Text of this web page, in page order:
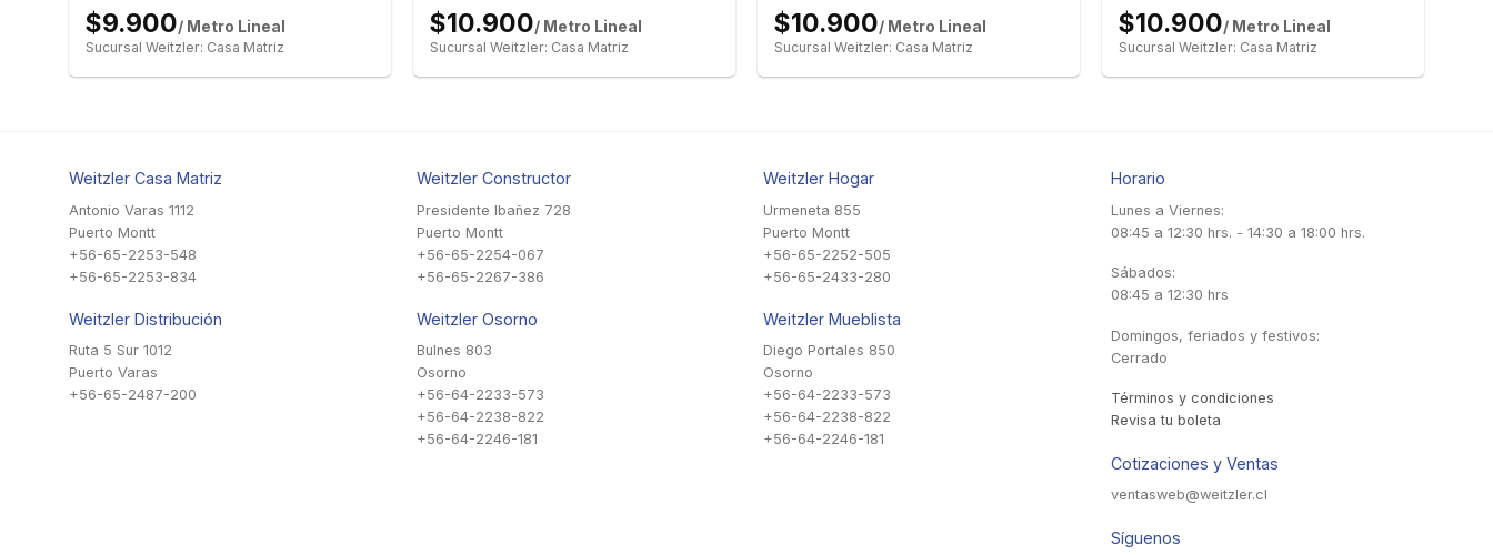
$9.900/ Metro Lineal
Sucursal Weitzler: Casa Matriz
$10.900/ Metro Lineal
Sucursal Weitzler: Casa Matriz
$10.900/ Metro Lineal
Sucursal Weitzler: Casa Matriz
$10.900/ Metro Lineal
Sucursal Weitzler: Casa Matriz
Weitzler Casa Matriz
Antonio Varas 1112
Puerto Montt
+56-65-2253-548
+56-65-2253-834
Weitzler Distribución
Ruta 5 Sur 1012
Puerto Varas
+56-65-2487-200
Weitzler Constructor
Presidente Ibañez 728
Puerto Montt
+56-65-2254-067
+56-65-2267-386
Weitzler Osorno
Bulnes 803
Osorno
+56-64-2233-573
+56-64-2238-822
+56-64-2246-181
Weitzler Hogar
Urmeneta 855
Puerto Montt
+56-65-2252-505
+56-65-2433-280
Weitzler Mueblista
Diego Portales 850
Osorno
+56-64-2233-573
+56-64-2238-822
+56-64-2246-181
Horario
Lunes a Viernes:
08:45 a 12:30 hrs. - 14:30 a 18:00 hrs.
Sábados:
08:45 a 12:30 hrs
Domingos, feriados y festivos:
Cerrado
Términos y condiciones
Revisa tu boleta
Cotizaciones y Ventas
ventasweb@weitzler.cl
Síguenos